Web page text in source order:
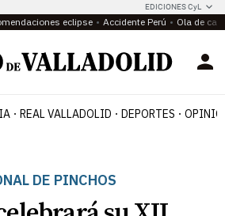
EDICIONES CyL
eclipse Accidente Perú Ola de
REAL VALLADOLID DEPORTES
DE PINCHOS